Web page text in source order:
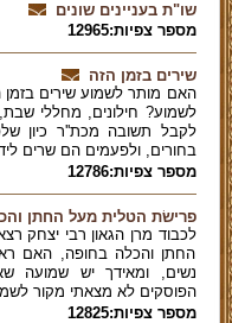
שו"ת בעניינים שונים
מספר צפיות:12965
שירים בזמן הזה
האם מותר לשמוע שירים
לשמוע? חילונים, מחללי
לקבל תשובה מכת''ר כיון
בחורים, ולפעמים הם שרים
מספר צפיות:12786
פרישׂת הטלית מעל החתן
לכבוד מרן הגאון רבי יצחק
החתן והכלה בחופה, האם
נשים, ומאידך יש שמועה
הפוסקים לא מצאתי מקור
מספר צפיות:12825